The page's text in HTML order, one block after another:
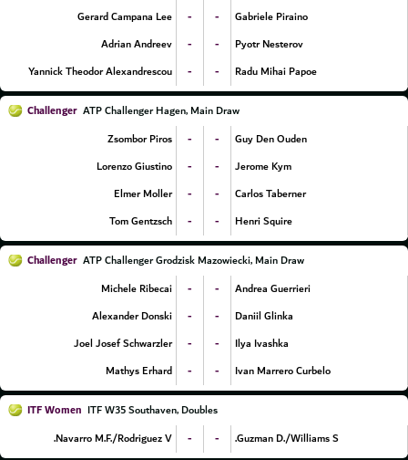
Gerard Campana Lee
- -
Gabriele Piraino
Adrian Andreev
- -
Pyotr Nesterov
Yannick Theodor Alexandrescou
- - Radu Mihai Papoe
Challenger ATP Challenger Hagen, Main Draw
Zsombor Piros
- -
Guy Den Ouden
Lorenzo Giustino
- -
Jerome Kym
Elmer Moller
- -
Carlos Taberner
Tom Gentzsch
- - Henri Squire
Challenger ATP Challenger Grodzisk Mazowiecki, Main Draw
Michele Ribecai
- -
Andrea Guerrieri
Alexander Donski
- -
Daniil Glinka
Joel Josef Schwarzler
- -
Ilya Ivashka
Mathys Erhard
- - Ivan Marrero Curbelo
ITF Women ITF W35 Southaven, Doubles
Navarro M.F./Rodriguez V.
- - Guzman D./Williams S.